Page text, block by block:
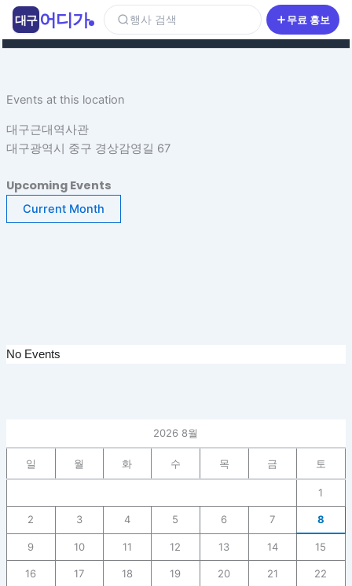
츠
너Events at this location
대구근대역사관
대구광역시 중구 경상감영길 67
Upcoming Events
Current Month
No Events
2026 8월
일 월 화 수 목 금 토
1
2 3 4 5 6 7 8
9 10 11 12 13 14 15
16 17 18 19 20 21 22
대구 어디가 행사 검색 무료 홍보